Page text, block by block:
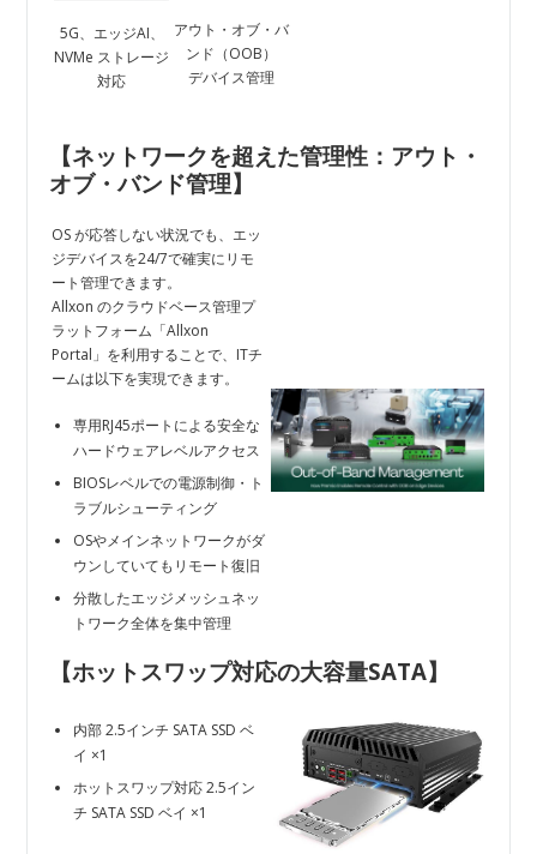
5G、エッジAI、
NVMe ストレージ
対応
アウト・オブ・バ
ンド（OOB）
デバイス管理
【ネットワークを超えた管理性：アウト・
オブ・バンド管理】
OS が応答しない状況でも、エッ
ジデバイスを24/7で確実にリモ
ート管理できます。
Allxon のクラウドベース管理プ
ラットフォーム「Allxon
Portal」を利用することで、ITチ
ームは以下を実現できます。
専用RJ45ポートによる安全な
ハードウェアレベルアクセス
BIOSレベルでの電源制御・ト
ラブルシューティング
OSやメインネットワークがダ
ウンしていてもリモート復旧
分散したエッジメッシュネッ
トワーク全体を集中管理
【ホットスワップ対応の大容量SATA】
内部 2.5インチ SATA SSD ベ
イ ×1
ホットスワップ対応 2.5イン
チ SATA SSD ベイ ×1